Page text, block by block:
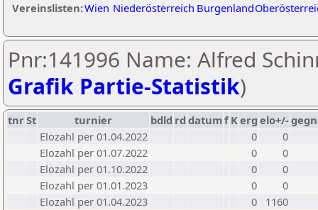
Vereinslisten:Wien Niederösterreich Burgenland
Pnr:141996 Name: Alfred
Grafik Partie-Statistik)
tnrSt turnier bdld rd datumf Kerg elo+/-
Elozahl per 01.04.2022
0
0
Elozahl per 01.07.2022
0
0
Elozahl per 01.10.2022
0
0
Elozahl per 01.01.2023
0
0
Elozahl per 01.04.2023
0
1160